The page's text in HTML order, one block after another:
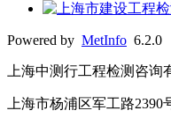
Powered by MetInfo 6.2.0
上海中测行工程检测咨询
上海市杨浦区军工路2390